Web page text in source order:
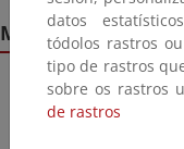
Mecanismos de
Glosario de
datos
tódolos rastros
tipo de rastros
sobre os rastros
de rastros